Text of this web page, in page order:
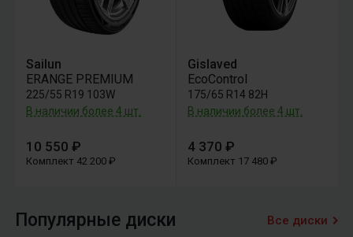
Sailun
ERANGE PREMIUM
225/55 R19 103W
В наличии более 4 шт.
10 550 ₽
Комплект 42 200 ₽
Gislaved
EcoControl
175/65 R14 82H
В наличии более 4 шт.
4 370 ₽
Комплект 17 480 ₽
Популярные диски Все диски